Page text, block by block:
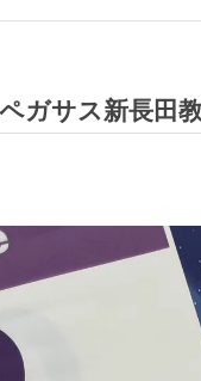
ペガサス新長田